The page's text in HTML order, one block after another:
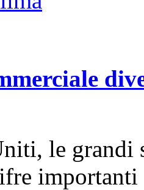
le grandi